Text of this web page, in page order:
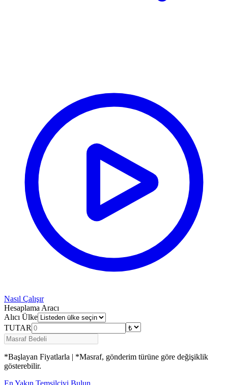
Nasıl Çalışır
Hesaplama Aracı
Alıcı Ülke
TUTAR
*Başlayan Fiyatlarla | *Masraf, gönderim türüne göre değişiklik
gösterebilir.
En Yakın Temsilciyi Bulun